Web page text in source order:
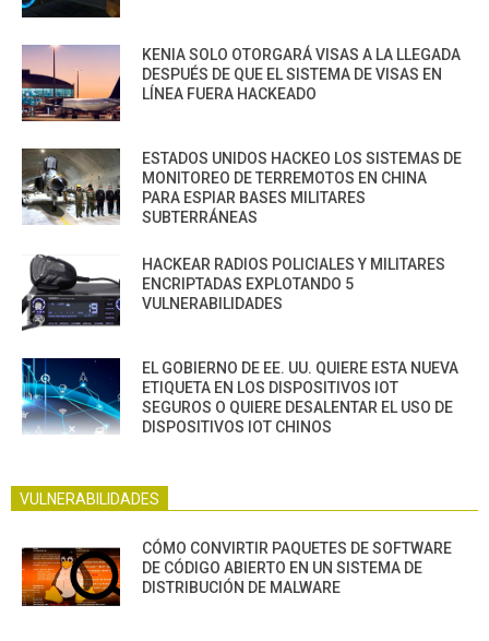
KENIA SOLO OTORGARÁ VISAS A LA LLEGADA
DESPUÉS DE QUE EL SISTEMA DE VISAS EN
LÍNEA FUERA HACKEADO
ESTADOS UNIDOS HACKEO LOS SISTEMAS DE
MONITOREO DE TERREMOTOS EN CHINA
PARA ESPIAR BASES MILITARES
SUBTERRÁNEAS
HACKEAR RADIOS POLICIALES Y MILITARES
ENCRIPTADAS EXPLOTANDO 5
VULNERABILIDADES
EL GOBIERNO DE EE. UU. QUIERE ESTA NUEVA
ETIQUETA EN LOS DISPOSITIVOS IOT
SEGUROS O QUIERE DESALENTAR EL USO DE
DISPOSITIVOS IOT CHINOS
VULNERABILIDADES
CÓMO CONVIRTIR PAQUETES DE SOFTWARE
DE CÓDIGO ABIERTO EN UN SISTEMA DE
DISTRIBUCIÓN DE MALWARE